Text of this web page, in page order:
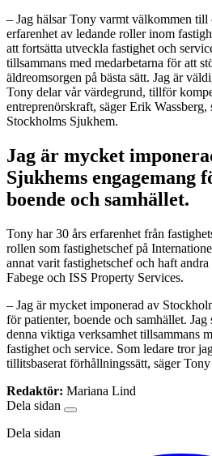
– Jag hälsar Tony varmt välkommen till
erfarenhet av ledande roller inom
att fortsätta utveckla fastighet och
tillsammans med medarbetarna för att
äldreomsorgen på bästa sätt. Jag är
Tony delar vår värdegrund, tillför
entreprenörskraft, säger Erik
Stockholms Sjukhem.
Jag är mycket
Sjukhems engagemang
boende och samhället.
Tony har 30 års erfarenhet från
rollen som fastighetschef på
annat varit fastighetschef och haft
Fabege och ISS Property Services.
– Jag är mycket imponerad av
för patienter, boende och samhället.
denna viktiga verksamhet tillsammans
fastighet och service. Som ledare tror
tillitsbaserat förhållningssätt, säger Tony
Redaktör: Mariana Lind
Dela sidan
Dela sidan